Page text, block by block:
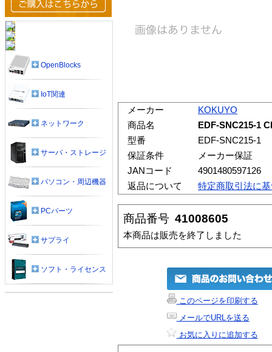
メーカー
KOKUYO
商品名
EDF-SNC215-1
型番
EDF-SNC215-1
保証条件
メーカー保証
JANコード
4901480597126
返品について
特定商取引法に
商品番号 41008605
本商品は販売を終了しました
このページを印刷する
メールでURLを送る
お気に入りに追加する
OpenBlocks
IoT関連
ネットワーク
サーバ・ストレージ
パソコン・周辺機器
PCパーツ
サプライ
ソフト・ライセンス